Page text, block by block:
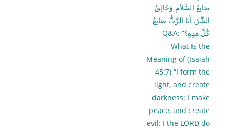
صَانِعُ السَّلاَمِ وَخَالِقُ
الشَّرِّ. أَنَا الرَّبُّ صَانِعُ
كُلِّ هذِهِ؟” Q&A:
What Is the
Meaning of (Isaiah
45:7) “I form the
light, and create
darkness: I make
peace, and create
evil: I the LORD do